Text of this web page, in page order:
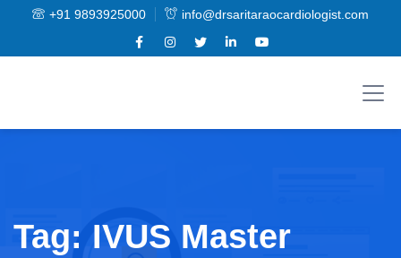
+91 9893925000 info@drsaritaraocardiologist.com
Tag:IVUS Master